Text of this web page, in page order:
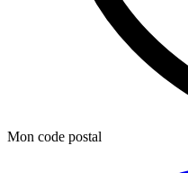
Mon code postal